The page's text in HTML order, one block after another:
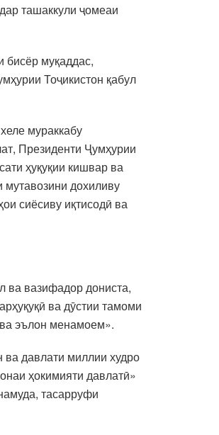
ташаккули ҷомеаи
бисёр муқаддас,
Тоҷикистон қабул
мураккабу
Президенти Ҷумҳурии
ҳуқуқии кишвар ва
дохиливу
сиёсиву иқтисодӣ ва
ва вазифадор дониста,
ва дӯстии тамоми
эълон менамоем».
давлати миллии худро
ҳокимияти давлатӣ»
тасарруфи